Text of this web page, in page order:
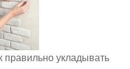
правильно укладывать